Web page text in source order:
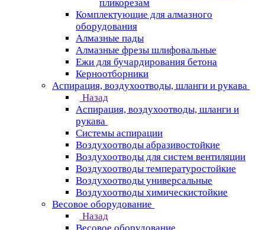
пликорезам
Комплектующие для алмазного
оборудования
Алмазные пады
Алмазные фрезы шлифовальные
Ежи для бучардирования бетона
Керноотборники
Аспирация, воздухоотводы, шланги и рукава
Назад
Аспирация, воздухоотводы, шланги и
рукава
Системы аспирации
Воздухоотводы абразивостойкие
Воздухоотводы для систем вентиляции
Воздухоотводы температуростойкие
Воздухоотводы универсальные
Воздухоотводы химическистойкие
Весовое оборудование
Назад